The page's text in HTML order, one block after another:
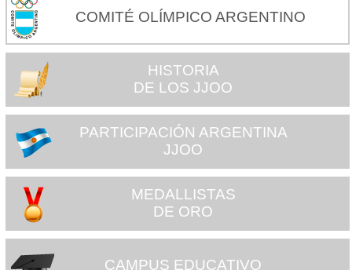
COMITÉ OLÍMPICO ARGENTINO
HISTORIA
DE LOS JJOO
PARTICIPACIÓN ARGENTINA
JJOO
MEDALLISTAS
DE ORO
CAMPUS EDUCATIVO